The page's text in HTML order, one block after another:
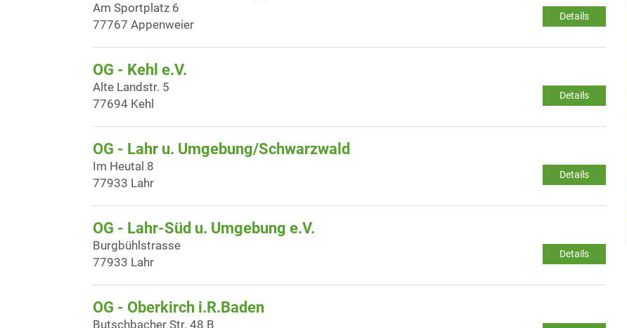
Details
Am Sportplatz 6
77767 Appenweier
OG - Kehl e.V.
Details
Alte Landstr. 5
77694 Kehl
OG - Lahr u. Umgebung/Schwarzwald
Details
Im Heutal 8
77933 Lahr
OG - Lahr-Süd u. Umgebung e.V.
Details
Burgbühlstrasse
77933 Lahr
OG - Oberkirch i.R.Baden
Butschbacher Str. 48 B